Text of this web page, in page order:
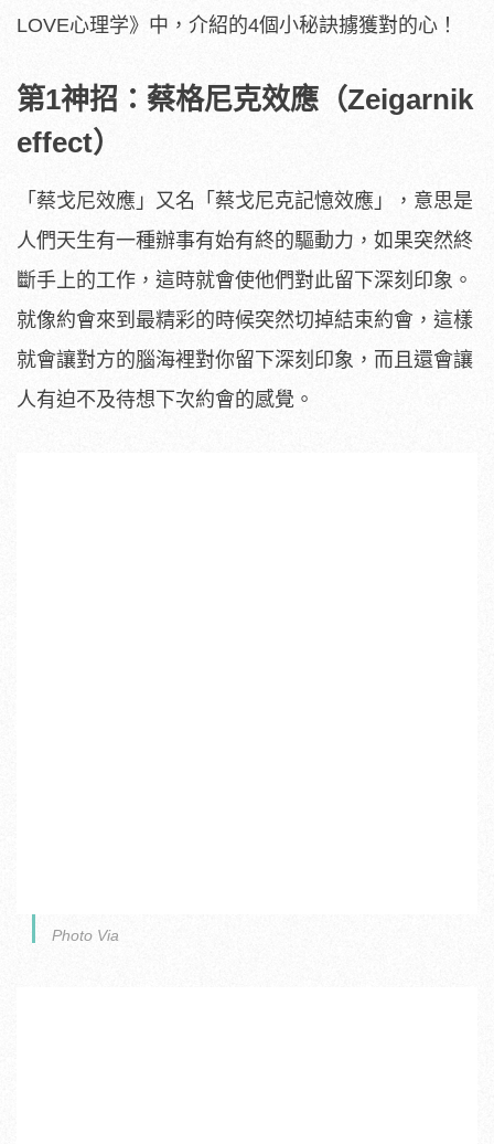
LOVE心理学》中，介紹的4個小秘訣擄獲對的心！
第1神招：蔡格尼克效應（Zeigarnik
effect）
「蔡戈尼效應」又名「蔡戈尼克記憶效應」，意思是
人們天生有一種辦事有始有終的驅動力，如果突然終
斷手上的工作，這時就會使他們對此留下深刻印象。
就像約會來到最精彩的時候突然切掉結束約會，這樣
就會讓對方的腦海裡對你留下深刻印象，而且還會讓
人有迫不及待想下次約會的感覺。
Photo Via